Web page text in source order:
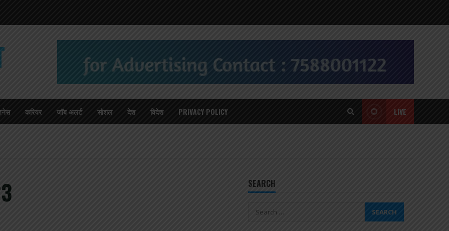
करियर जॉब अलर्ट सोशल देश विदेश PRIVACY POLICY LIVE
SEARCH
Search